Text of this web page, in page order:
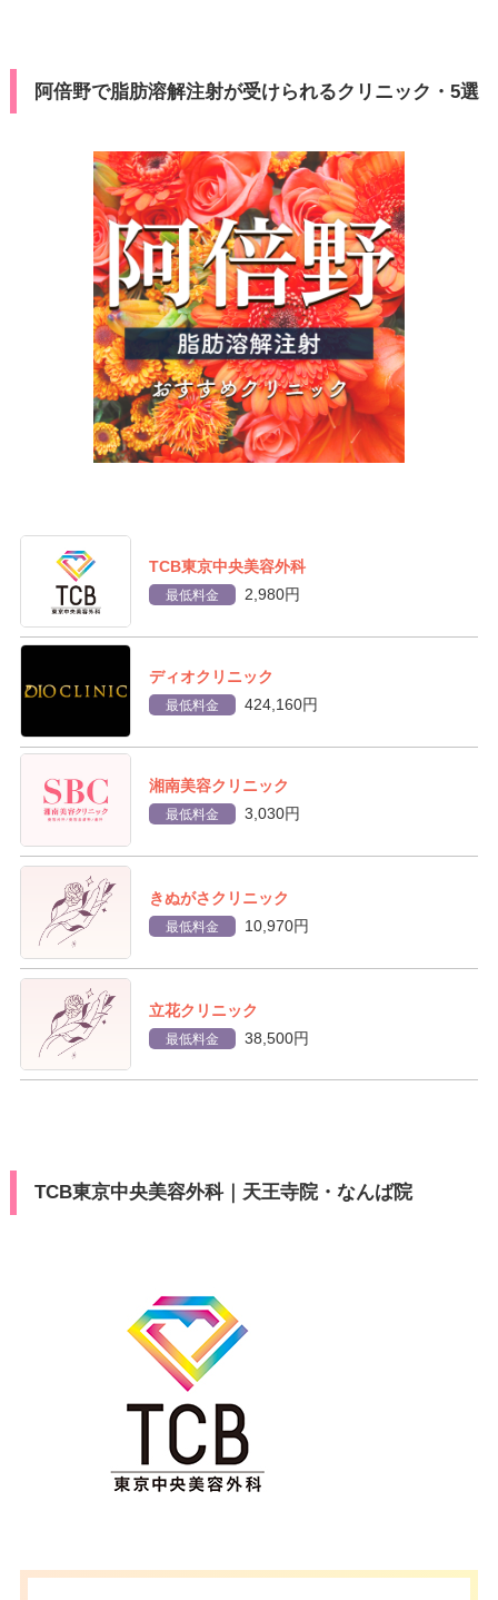
阿倍野で脂肪溶解注射が受けられるクリニック・5選
TCB東京中央美容外科
最低料金 2,980円
ディオクリニック
最低料金 424,160円
湘南美容クリニック
最低料金 3,030円
きぬがさクリニック
最低料金 10,970円
立花クリニック
最低料金 38,500円
TCB東京中央美容外科｜天王寺院・なんば院